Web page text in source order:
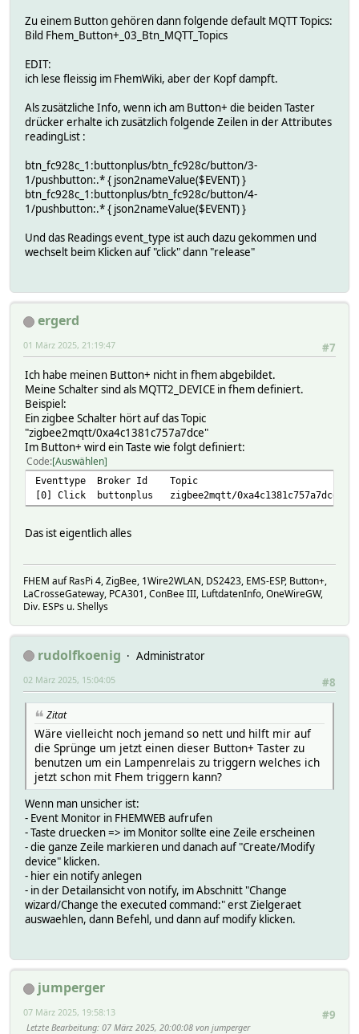
Zu einem Button gehören dann folgende default MQTT Topics:
Bild Fhem_Button+_03_Btn_MQTT_Topics
EDIT:
ich lese fleissig im FhemWiki, aber der Kopf dampft.
Als zusätzliche Info, wenn ich am Button+ die beiden Taster
drücker erhalte ich zusätzlich folgende Zeilen in der Attributes
readingList :
btn_fc928c_1:buttonplus/btn_fc928c/button/3-
1/pushbutton:.* { json2nameValue($EVENT) }
btn_fc928c_1:buttonplus/btn_fc928c/button/4-
1/pushbutton:.* { json2nameValue($EVENT) }
Und das Readings event_type ist auch dazu gekommen und
wechselt beim Klicken auf "click" dann "release"
ergerd
#7
01 März 2025, 21:19:47
Ich habe meinen Button+ nicht in fhem abgebildet.
Meine Schalter sind als MQTT2_DEVICE in fhem definiert.
Beispiel:
Ein zigbee Schalter hört auf das Topic
"zigbee2mqtt/0xa4c1381c757a7dce"
Im Button+ wird ein Taste wie folgt definiert:
Code Auswählen
Eventtype Broker Id Topic
[0] Click buttonplus zigbee2mqtt/0xa4c1381c757a7dce/
Das ist eigentlich alles
FHEM auf RasPi 4, ZigBee, 1Wire2WLAN, DS2423, EMS-ESP, Button+,
LaCrosseGateway, PCA301, ConBee III, LuftdatenInfo, OneWireGW,
Div. ESPs u. Shellys
rudolfkoenig
Administrator
#8
02 März 2025, 15:04:05
Zitat
Wäre vielleicht noch jemand so nett und hilft mir auf
die Sprünge um jetzt einen dieser Button+ Taster zu
benutzen um ein Lampenrelais zu triggern welches ich
jetzt schon mit Fhem triggern kann?
Wenn man unsicher ist:
- Event Monitor in FHEMWEB aufrufen
- Taste druecken => im Monitor sollte eine Zeile erscheinen
- die ganze Zeile markieren und danach auf "Create/Modify
device" klicken.
- hier ein notify anlegen
- in der Detailansicht von notify, im Abschnitt "Change
wizard/Change the executed command:" erst Zielgeraet
auswaehlen, dann Befehl, und dann auf modify klicken.
jumperger
#9
07 März 2025, 19:58:13
Letzte Bearbeitung: 07 März 2025, 20:00:08 von jumperger